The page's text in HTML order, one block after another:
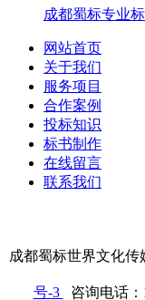
成都蜀标专业
网站首页
关于我们
服务项目
合作案例
投标知识
标书制作
在线留言
联系我们
成都蜀标世界文化传
号-3 咨询电话：